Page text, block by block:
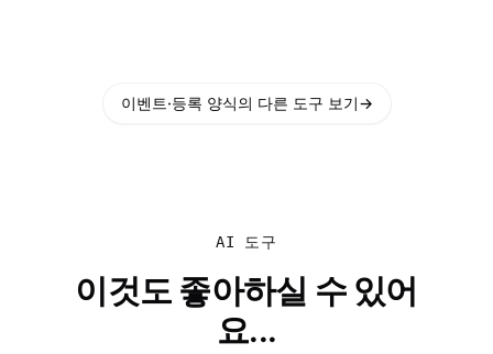
이벤트·등록 양식의 다른 도구 보기→
AI 도구
이것도 좋아하실 수 있어
요...